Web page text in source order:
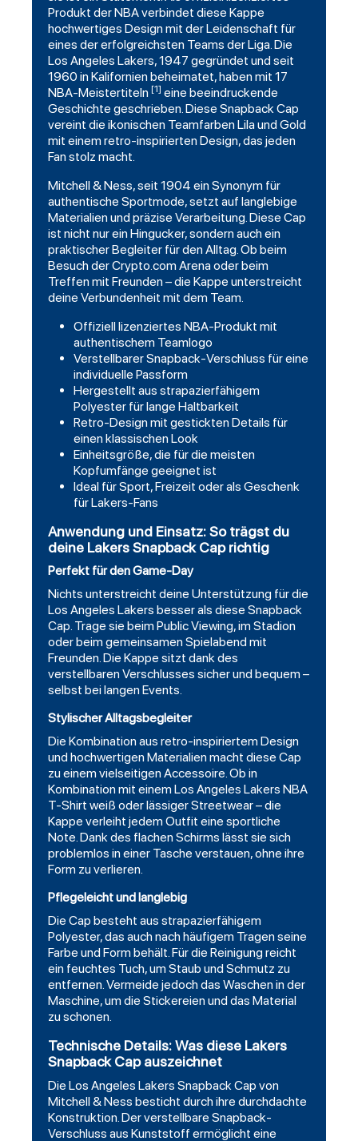
Produkt der NBA verbindet diese Kappe
hochwertiges Design mit der Leidenschaft für
eines der erfolgreichsten Teams der Liga. Die
Los Angeles Lakers, 1947 gegründet und seit
1960 in Kalifornien beheimatet, haben mit 17
NBA-Meistertiteln [1] eine beeindruckende
Geschichte geschrieben. Diese Snapback Cap
vereint die ikonischen Teamfarben Lila und Gold
mit einem retro-inspirierten Design, das jeden
Fan stolz macht.
Mitchell & Ness, seit 1904 ein Synonym für
authentische Sportmode, setzt auf langlebige
Materialien und präzise Verarbeitung. Diese Cap
ist nicht nur ein Hingucker, sondern auch ein
praktischer Begleiter für den Alltag. Ob beim
Besuch der Crypto.com Arena oder beim
Treffen mit Freunden – die Kappe unterstreicht
deine Verbundenheit mit dem Team.
Offiziell lizenziertes NBA-Produkt mit
authentischem Teamlogo
Verstellbarer Snapback-Verschluss für eine
individuelle Passform
Hergestellt aus strapazierfähigem
Polyester für lange Haltbarkeit
Retro-Design mit gestickten Details für
einen klassischen Look
Einheitsgröße, die für die meisten
Kopfumfänge geeignet ist
Ideal für Sport, Freizeit oder als Geschenk
für Lakers-Fans
Anwendung und Einsatz: So trägst du
deine Lakers Snapback Cap richtig
Perfekt für den Game-Day
Nichts unterstreicht deine Unterstützung für die
Los Angeles Lakers besser als diese Snapback
Cap. Trage sie beim Public Viewing, im Stadion
oder beim gemeinsamen Spielabend mit
Freunden. Die Kappe sitzt dank des
verstellbaren Verschlusses sicher und bequem –
selbst bei langen Events.
Stylischer Alltagsbegleiter
Die Kombination aus retro-inspiriertem Design
und hochwertigen Materialien macht diese Cap
zu einem vielseitigen Accessoire. Ob in
Kombination mit einemLos Angeles Lakers NBA
T-Shirt weiß oder lässiger Streetwear – die
Kappe verleiht jedem Outfit eine sportliche
Note. Dank des flachen Schirms lässt sie sich
problemlos in einer Tasche verstauen, ohne ihre
Form zu verlieren.
Pflegeleicht und langlebig
Die Cap besteht aus strapazierfähigem
Polyester, das auch nach häufigem Tragen seine
Farbe und Form behält. Für die Reinigung reicht
ein feuchtes Tuch, um Staub und Schmutz zu
entfernen. Vermeide jedoch das Waschen in der
Maschine, um die Stickereien und das Material
zu schonen.
Technische Details: Was diese Lakers
Snapback Cap auszeichnet
Die Los Angeles Lakers Snapback Cap von
Mitchell & Ness besticht durch ihre durchdachte
Konstruktion. Der verstellbare Snapback-
Verschluss aus Kunststoff ermöglicht eine